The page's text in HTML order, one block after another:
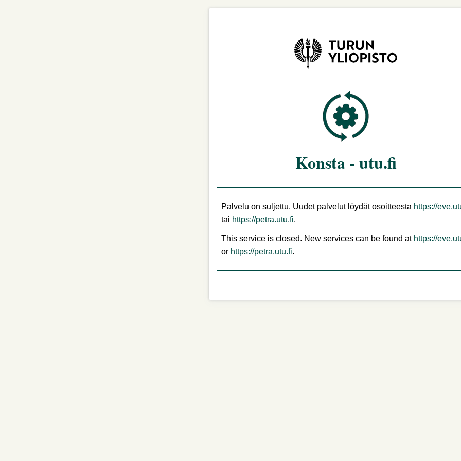
Konsta - utu.fi
Palvelu on suljettu. Uudet palvelut löydät osoitteesta https://
tai https://petra.utu.fi.
This service is closed. New services can be found at https://
or https://petra.utu.fi.